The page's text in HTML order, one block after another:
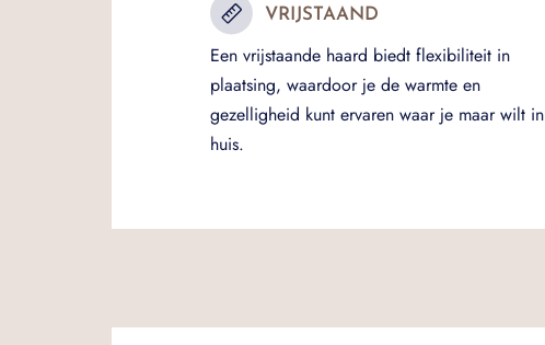
VRIJSTAAND
Een vrijstaande haard biedt flexibiliteit in
plaatsing, waardoor je de warmte en
gezelligheid kunt ervaren waar je maar wilt in
huis.